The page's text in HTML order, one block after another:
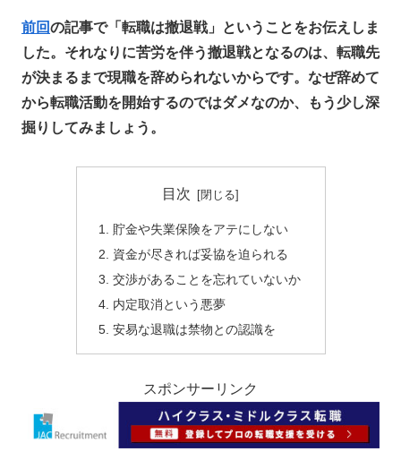
前回の記事で「転職は撤退戦」ということをお伝えしま
した。それなりに苦労を伴う撤退戦となるのは、転職先
が決まるまで現職を辞められないからです。なぜ辞めて
から転職活動を開始するのではダメなのか、もう少し深
掘りしてみましょう。
目次
貯金や失業保険をアテにしない
資金が尽きれば妥協を迫られる
交渉があることを忘れていないか
内定取消という悪夢
安易な退職は禁物との認識を
スポンサーリンク